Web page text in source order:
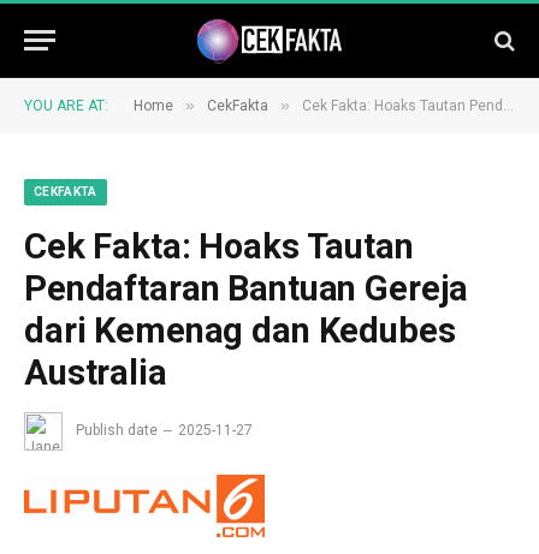
YOU ARE AT: Home » CekFakta » Cek Fakta: Hoaks Tautan Pendaftaran Bantuan Gereja dari Kemenag dan Kedubes Australia
CEKFAKTA
Cek Fakta: Hoaks Tautan
Pendaftaran Bantuan Gereja
dari Kemenag dan Kedubes
Australia
Publish date 2025-11-27